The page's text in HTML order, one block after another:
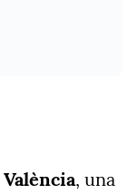
València, una